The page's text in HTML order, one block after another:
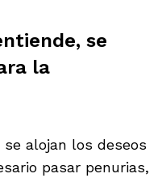
se
la
alojan los deseos
pasar penurias,